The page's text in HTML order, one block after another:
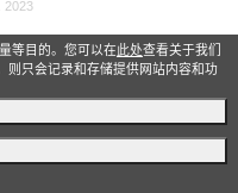
等目的。您可以在此处查看关于我们
则只会记录和存储提供网站内容和功
2023